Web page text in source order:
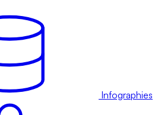
Infographies